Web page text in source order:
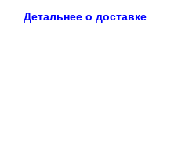
Детальнее о доставке